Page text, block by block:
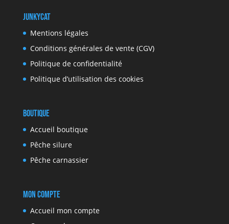
JunkyCat
Mentions légales
Conditions générales de vente (CGV)
Politique de confidentialité
Politique d’utilisation des cookies
Boutique
Accueil boutique
Pêche silure
Pêche carnassier
Mon compte
Accueil mon compte